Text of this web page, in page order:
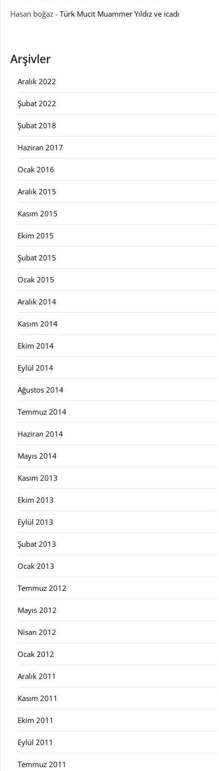
Hasan boğaz - Türk Mucit Muammer Yıldız ve icadı
Arşivler
Aralık 2022
Şubat 2022
Şubat 2018
Haziran 2017
Ocak 2016
Aralık 2015
Kasım 2015
Ekim 2015
Şubat 2015
Ocak 2015
Aralık 2014
Kasım 2014
Ekim 2014
Eylül 2014
Ağustos 2014
Temmuz 2014
Haziran 2014
Mayıs 2014
Kasım 2013
Ekim 2013
Eylül 2013
Şubat 2013
Ocak 2013
Temmuz 2012
Mayıs 2012
Nisan 2012
Ocak 2012
Aralık 2011
Kasım 2011
Ekim 2011
Eylül 2011
Temmuz 2011